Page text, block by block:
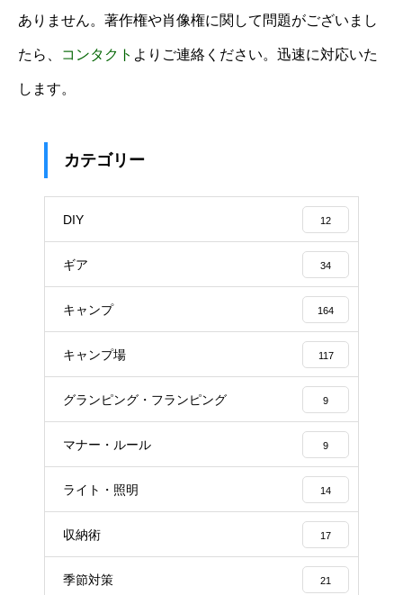
ありません。著作権や肖像権に関して問題がございまし
たら、 コンタクト よりご連絡ください。迅速に対応いた
します。
カテゴリー
DIY 12
ギア 34
キャンプ 164
キャンプ場 117
グランピング・フランピング 9
マナー・ルール 9
ライト・照明 14
収納術 17
季節対策 21